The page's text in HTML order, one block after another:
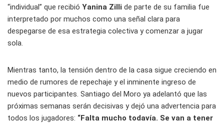
“individual” que recibió Yanina Zilli de parte de su familia fue
interpretado por muchos como una señal clara para
despegarse de esa estrategia colectiva y comenzar a jugar
sola.
Mientras tanto, la tensión dentro de la casa sigue creciendo en
medio de rumores de repechaje y el inminente ingreso de
nuevos participantes. Santiago del Moro ya adelantó que las
próximas semanas serán decisivas y dejó una advertencia para
todos los jugadores: “Falta mucho todavía. Se van a tener